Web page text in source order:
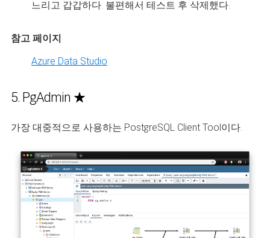
느리고 갑갑하다. 불편해서 테스트 후 삭제했다.
참고 페이지
Azure Data Studio
5. PgAdmin ★
가장 대중적으로 사용하는 PostgreSQL Client Tool이다.